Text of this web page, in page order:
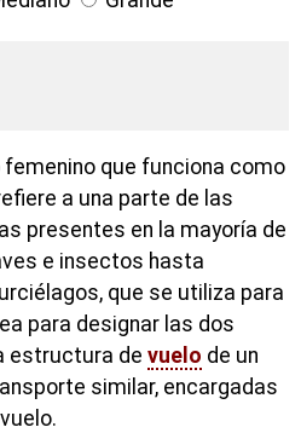
que funciona como
a una parte de las
presentes en la mayoría de
e insectos hasta
que se utiliza para
para designar las dos
estructura de vuelo de un
similar, encargadas